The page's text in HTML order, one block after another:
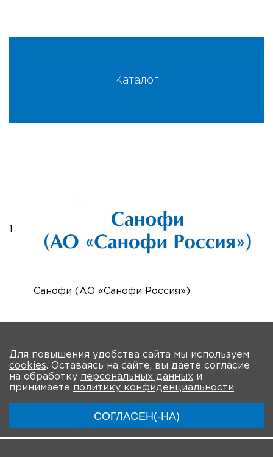
Каталог
Санофи (АО «Санофи Россия»)
Для повышения удобства сайта мы используем
cookies. Оставаясь на сайте, вы даете согласие
на обработку персональных данных и
принимаете политику конфиденциальности
СОГЛАСЕН(-НА)
О мероприятии Программа Участники